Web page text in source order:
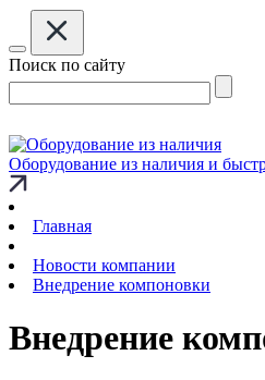
Поиск по сайту
Оборудование из наличия и
Главная
Новости компании
Внедрение компоновки
Внедрение